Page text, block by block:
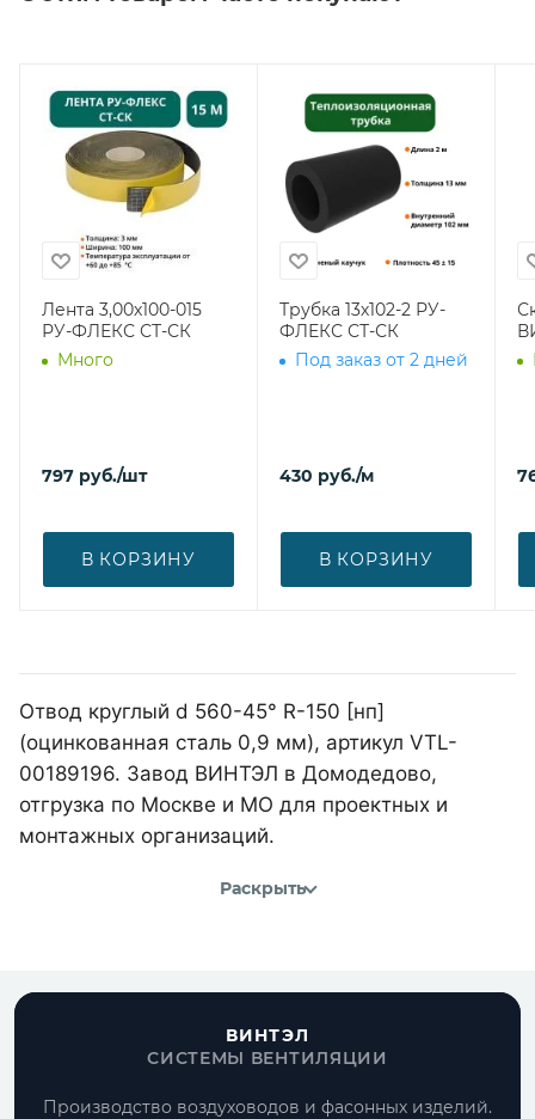
Лента 3,00х100-015
РУ-ФЛЕКС СТ-СК
Много
797 руб./шт
В КОРЗИНУ
Трубка 13х102-2 РУ-
ФЛЕКС СТ-СК
Под заказ от 2 дней
430 руб./м
В КОРЗИНУ
Отвод круглый d 560-45° R-150 [нп]
(оцинкованная сталь 0,9 мм), артикул VTL-
00189196. Завод ВИНТЭЛ в Домодедово,
отгрузка по Москве и МО для проектных и
монтажных организаций.
Раскрыть
ВИНТЭЛ
СИСТЕМЫ ВЕНТИЛЯЦИИ
Производство воздуховодов и фасонных изделий.